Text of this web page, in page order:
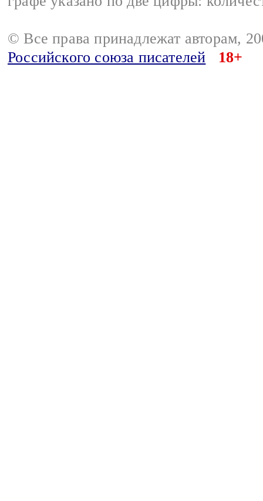
© Все права принадлежат авторам,
Российского союза писателей
18+